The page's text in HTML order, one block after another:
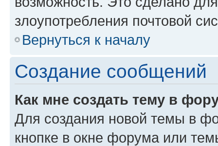
злоупотребления почтовой
Вернуться к началу
Создание сообщений
Как мне создать тему в
Для создания новой темы в
кнопке в окне форума или